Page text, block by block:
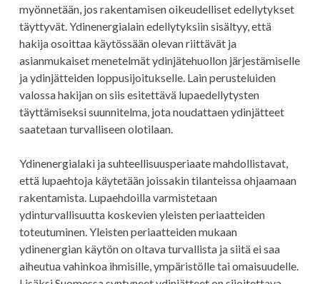
myönnetään, jos rakentamisen oikeudelliset edellytykset
täyttyvät. Ydinenergialain edellytyksiin sisältyy, että
hakija osoittaa käytössään olevan riittävät ja
asianmukaiset menetelmät ydinjätehuollon järjestämiselle
ja ydinjätteiden loppusijoitukselle. Lain perusteluiden
valossa hakijan on siis esitettävä lupaedellytysten
täyttämiseksi suunnitelma, jota noudattaen ydinjätteet
saatetaan turvalliseen olotilaan.
Ydinenergialaki ja suhteellisuusperiaate mahdollistavat,
että lupaehtoja käytetään joissakin tilanteissa ohjaamaan
rakentamista. Lupaehdoilla varmistetaan
ydinturvallisuutta koskevien yleisten periaatteiden
toteutuminen. Yleisten periaatteiden mukaan
ydinenergian käytön on oltava turvallista ja siitä ei saa
aiheutua vahinkoa ihmisille, ympäristölle tai omaisuudelle.